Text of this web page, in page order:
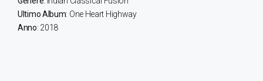
Ultimo Album: One Heart Highway
Anno: 2018